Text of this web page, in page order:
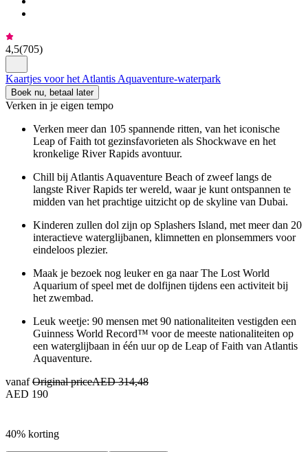
4,5(705)
Kaartjes voor het Atlantis Aquaventure-waterpark
Boek nu, betaal later
Verken in je eigen tempo
Verken meer dan 105 spannende ritten, van het iconische
Leap of Faith tot gezinsfavorieten als Shockwave en het
kronkelige River Rapids avontuur.
Chill bij Atlantis Aquaventure Beach of zweef langs de
langste River Rapids ter wereld, waar je kunt ontspannen te
midden van het prachtige uitzicht op de skyline van Dubai.
Kinderen zullen dol zijn op Splashers Island, met meer dan 20
interactieve waterglijbanen, klimnetten en plonsemmers voor
eindeloos plezier.
Maak je bezoek nog leuker en ga naar The Lost World
Aquarium of speel met de dolfijnen tijdens een activiteit bij
het zwembad.
Leuk weetje: 90 mensen met 90 nationaliteiten vestigden een
Guinness World Record™ voor de meeste nationaliteiten op
een waterglijbaan in één uur op de Leap of Faith van Atlantis
Aquaventure.
vanafOriginal priceAED 314,48
AED 190
40% korting